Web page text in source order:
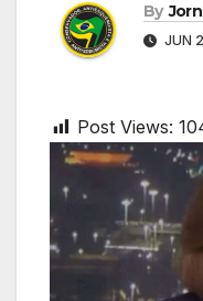
By
JUN
Post Views: